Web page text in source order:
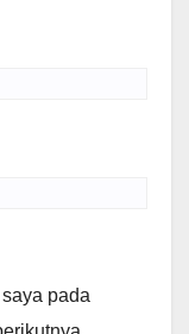
pada